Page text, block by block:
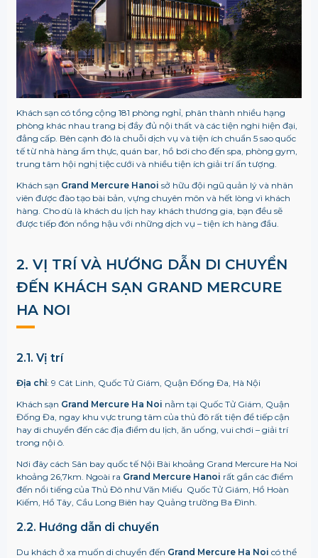
Khách sạn có tổng cộng 181 phòng nghỉ, phân thành nhiều hạng
phòng khác nhau trang bị đầy đủ nội thất và các tiện nghi hiện đại,
đẳng cấp. Bên cạnh đó là chuỗi dịch vụ và tiện ích chuẩn 5 sao quốc
tế từ nhà hàng ẩm thực, quán bar, hồ bơi cho đến spa, phòng gym,
trung tâm hội nghị tiệc cưới và nhiều tiện ích giải trí ấn tượng.
Khách sạn Grand Mercure Hanoi sở hữu đội ngũ quản lý và nhân
viên được đào tạo bài bản, vựng chuyên môn và hết lòng vì khách
hàng. Cho dù là khách du lịch hay khách thương gia, bạn đều sẽ
được tiếp đón nồng hậu với những dịch vụ – tiện ích hàng đầu.
2. VỊ TRÍ VÀ HƯỚNG DẪN DI CHUYỂN
ĐẾN KHÁCH SẠN GRAND MERCURE
HA NOI
2.1. Vị trí
Địa chỉ: 9 Cát Linh, Quốc Tử Giám, Quận Đống Đa, Hà Nội
Khách sạn Grand Mercure Ha Noi nằm tại Quốc Tử Giám, Quận
Đống Đa, ngay khu vực trung tâm của thủ đô rất tiện để tiếp cận
hay di chuyển đến các địa điểm du lịch, ăn uống, vui chơi – giải trí
trong nội ô.
Nơi đây cách Sân bay quốc tế Nội Bài khoảng Grand Mercure Ha Noi
khoảng 26,7km. Ngoài ra Grand Mercure Hanoi rất gần các điểm
đến nổi tiếng của Thủ Đô như Văn Miếu Quốc Tử Giám, Hồ Hoàn
Kiếm, Hồ Tây, Cầu Long Biên hay Quảng trường Ba Đình.
2.2. Hướng dẫn di chuyển
Du khách ở xa muốn di chuyển đến Grand Mercure Ha Noi có thể